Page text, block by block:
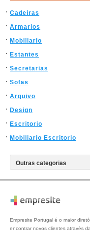
Cadeiras
Armarios
Mobiliario
Estantes
Secretarias
Sofas
Arquivo
Design
Escritorio
Mobiliario Escritorio
Empresite Portugal é o maior
encontrar novos clientes através